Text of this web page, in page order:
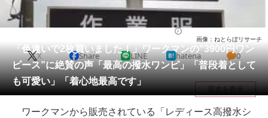
動物 リサーチ
会員記事
メディア
注目記事を集めた総合ページ
「色違いで2枚買いました！」ワークマンの“3900円ワン
ピース”に絶賛の声「最高の撥水ワンピ」「普段着として
も可愛い」「着心地最高です」
画像：ねとらぼリサーチ
X Share LINE hatena 0
目次を表示
ワークマンから販売されている「レディース高撥水シ